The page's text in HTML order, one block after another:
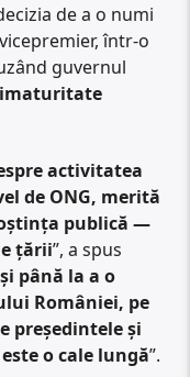
de a o numi
într-o
guvernul
activitatea
de ONG, merită
publică —
țării”, a spus
până la a o
României, pe
președintele și
o cale lungă”.